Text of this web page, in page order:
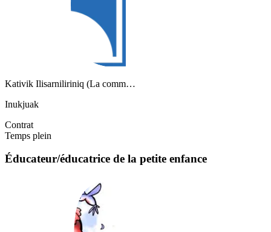
Kativik Ilisarniliriniq (La comm…
Inukjuak
Contrat
Temps plein
Éducateur/éducatrice de la petite enfance